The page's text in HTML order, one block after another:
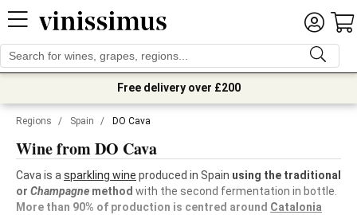
Free delivery over £200
Regions / Spain / DO Cava
Wine from DO Cava
Cava is a sparkling wine produced in Spain using the traditional
or Champagne method with the second fermentation in bottle.
More than 90% of production is centred around Catalonia